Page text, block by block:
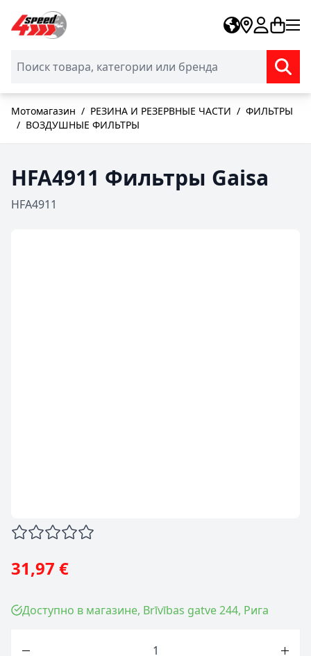
Skip to Content
Мотомагазин / РЕЗИНА И РЕЗЕРВНЫЕ ЧАСТИ / ФИЛЬТРЫ
/ ВОЗДУШНЫЕ ФИЛЬТРЫ
HFA4911 Фильтры Gaisa
HFA4911
31,97 €
Доступно в магазине, Brīvības gatve 244, Рига